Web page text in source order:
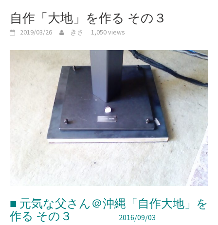
自作「大地」を作る その３
2019/03/26 きさ 1,050 views
■ 元気な父さん＠沖縄「自作大地」を
作る その３
2016/09/03